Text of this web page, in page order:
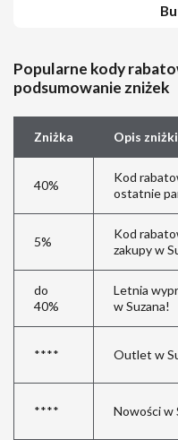
Popularne kody
podsumowanie zniżek
Zniżka Opis zniżki
40%
Kod
ostatnie
5%
Kod
zakupy w
do
40%
Letnia
w Suzana!
**** Outlet w
**** Nowości w